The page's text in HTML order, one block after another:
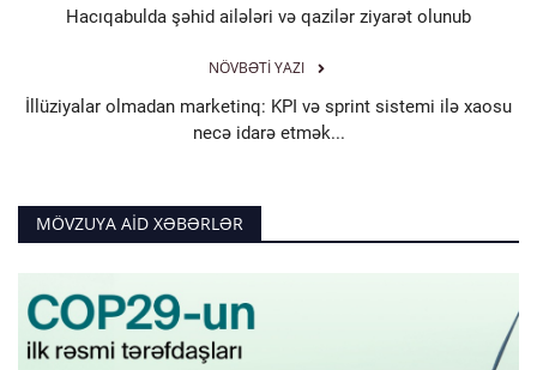
Hacıqabulda şəhid ailələri və qazilər ziyarət olunub
NÖVBƏTI YAZI
İllüziyalar olmadan marketinq: KPI və sprint sistemi ilə xaosu
necə idarə etmək...
MÖVZUYA AID XƏBƏRLƏR